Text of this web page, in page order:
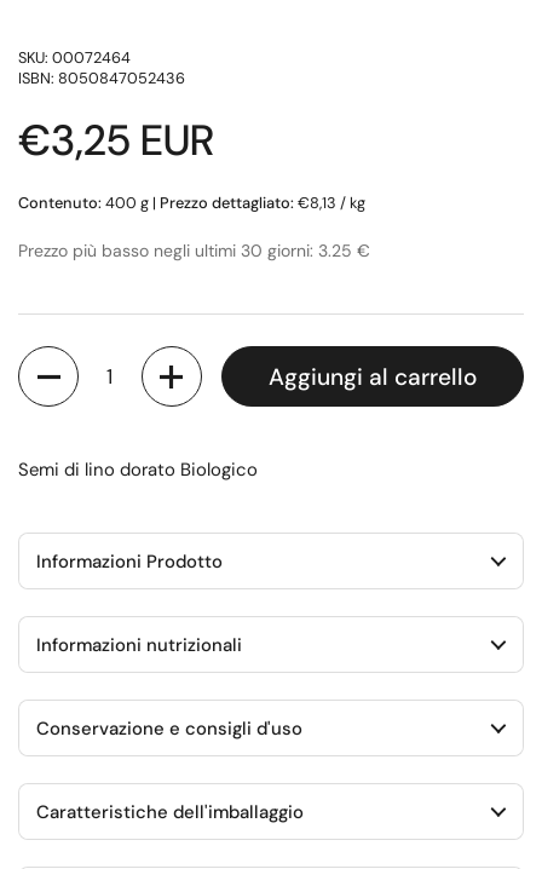
SKU: 00072464
ISBN: 8050847052436
Prezzo di listino
€3,25 EUR
Contenuto: 400 g | Prezzo dettagliato: €8,13 / kg
Prezzo più basso negli ultimi 30 giorni: 3.25 €
Quantità
Aggiungi al carrello
Semi di lino dorato Biologico
Informazioni Prodotto
Informazioni nutrizionali
Conservazione e consigli d'uso
Caratteristiche dell'imballaggio